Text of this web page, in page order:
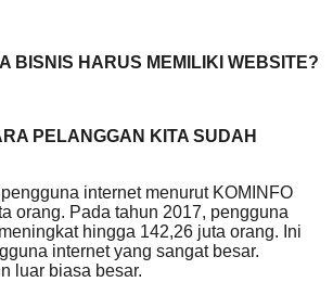
BISNIS HARUS MEMILIKI WEBSITE?
PELANGGAN KITA SUDAH
internet menurut KOMINFO
orang. Pada tahun 2017, pengguna
hingga 142,26 juta orang. Ini
internet yang sangat besar.
luar biasa besar.